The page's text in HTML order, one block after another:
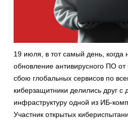
19 июля, в тот самый день, когда
обновление антивирусного ПО
сбою глобальных сервисов по
киберзащитники делились друг
инфраструктуру одной из ИБ-
Участник открытых